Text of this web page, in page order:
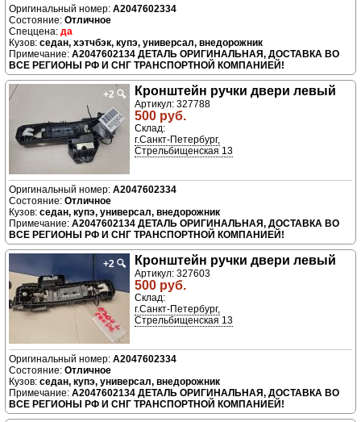
A2047602334
Отличное
да
седан, хэтчбэк, купэ, универсал, внедорожник
A2047602134 ДЕТАЛЬ ОРИГИНАЛЬНАЯ, ДОСТАВКА ВО
ВСЕ РЕГИОНЫ РФ И СНГ ТРАНСПОРТНОЙ КОМПАНИЕЙ!
+2 🔍 Кронштейн ручки двери левый
Артикул: 327788
500 руб.
Склад:
г.Санкт-Петербург,
Стрельбищенская 13
A2047602334
Отличное
седан, купэ, универсал, внедорожник
A2047602134 ДЕТАЛЬ ОРИГИНАЛЬНАЯ, ДОСТАВКА ВО
ВСЕ РЕГИОНЫ РФ И СНГ ТРАНСПОРТНОЙ КОМПАНИЕЙ!
+2 🔍 Кронштейн ручки двери левый
Артикул: 327603
500 руб.
Склад:
г.Санкт-Петербург,
Стрельбищенская 13
A2047602334
Отличное
седан, купэ, универсал, внедорожник
A2047602134 ДЕТАЛЬ ОРИГИНАЛЬНАЯ, ДОСТАВКА ВО
ВСЕ РЕГИОНЫ РФ И СНГ ТРАНСПОРТНОЙ КОМПАНИЕЙ!